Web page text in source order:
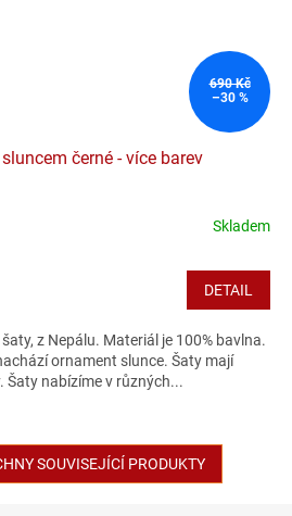
690 Kč
–30 %
černé - více barev
Skladem
DETAIL
z Nepálu. Materiál je 100% bavlna.
ornament slunce. Šaty mají
nabízíme v různých...
SOUVISEJÍCÍ PRODUKTY